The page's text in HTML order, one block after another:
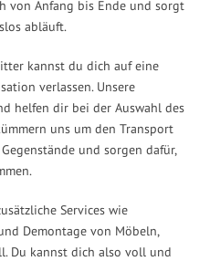
von Anfang bis Ende und sorgt
abläuft.
kannst du dich auf eine
verlassen. Unsere
helfen dir bei der Auswahl des
uns um den Transport
und sorgen dafür,
Services wie
Demontage von Möbeln,
Du kannst dich also voll und